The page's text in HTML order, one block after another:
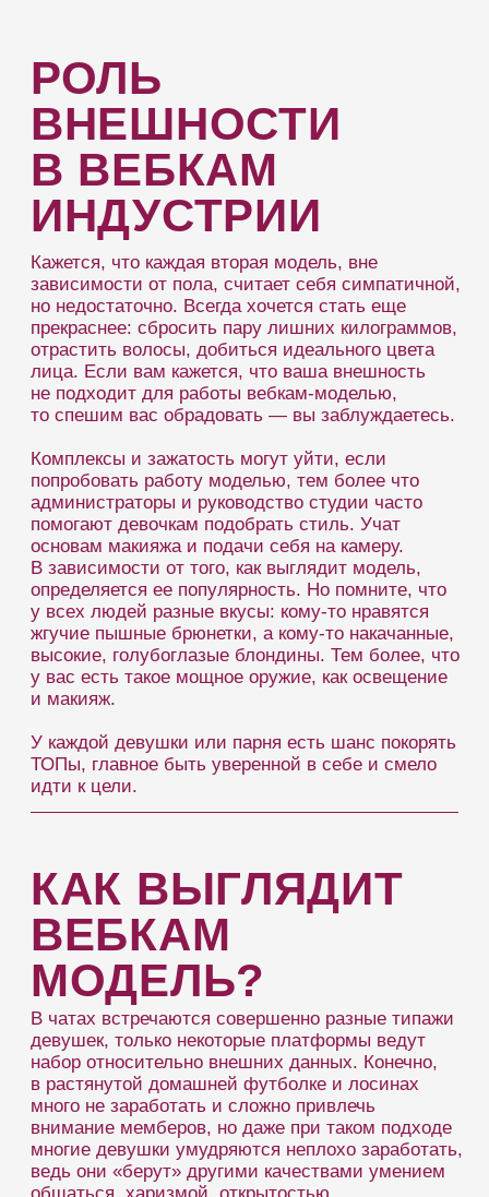
идти к цели.
КАК ВЫГЛЯДИТ
ВЕБКАМ
МОДЕЛЬ?
В чатах встречаются совершенно разные типажи
набор относительно внешних данных. Конечно,
в растянутой домашней футболке и лосинах
много не заработать и сложно привлечь
внимание мемберов, но даже при таком подходе
многие девушки умудряются неплохо заработать,
ведь они «берут» другими качествами умением
общаться, харизмой, открытостью.
НУЖНА ЛИ
ИДЕАЛЬНАЯ
ВНЕШНОСТЬ
ДЛЯ ВЕБКАМ
ЗАРАБОТКА?
Совсем не обязательно иметь фигуру
с пресловутыми и заезженными параметрами —
90−60−90 или лицом Анджелины Джоли.
Важнее — следить за собой: чистые
и ухоженные волосы, опрятный маникюр, легкий
макияж подходящий к образу сделают из вас
настоящую красавицу. Одежда должна быть
интересной, сидящей по фигуре, опрятной.
К трансляции лучше подготовиться заранее,
привлекают не огромная грудь и тонкие лодыжки,
а ямочки на щеках, красивые руки, ухоженные
волосы. Также можно создать необычный образ:
нарисовать цветные стрелки, выбрать
с первых кадров, но, если подача контента
будет скучной, то мембер быстро уйдет
по макияжу и созданию образа, посмотрите
их обязательно. Мы же рекомендуем:
Выделять отдельное время на работу
с внешностью перед трансляцией.
2
Сделать выразительный макияж, так
Выделяйте косметикой губы или
глаза, но не все сразу. Тогда макияж
будет смотреться органично. Если
только «перебор» — не часть вашего
облика.
Маскируйте недостатки при помощи
контуринга, хайлайтинга или простого
консилера. Уделяйте внимание мелочам.
Правильно настройте свет, а если
возникают проблемы с самостоятельной
настройкой — наши админы помогут